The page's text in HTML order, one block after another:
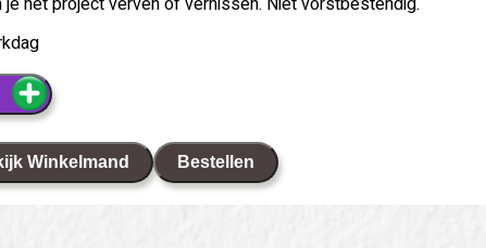
Winkelmand Bestellen